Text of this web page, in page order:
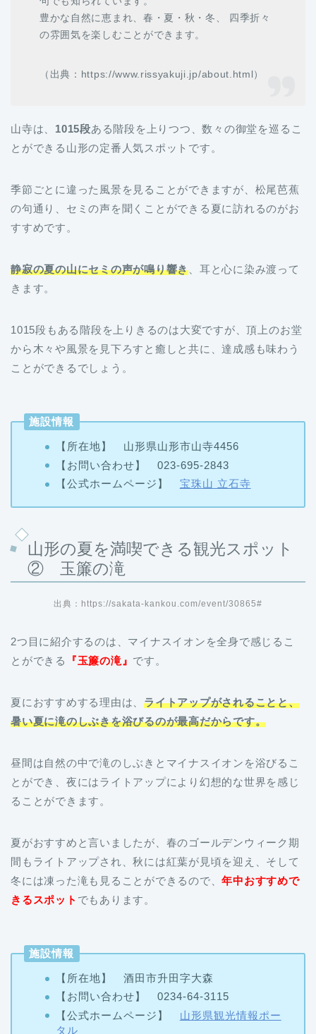
豊かな自然に恵まれ、春・夏・秋・冬、 四季折々
の雰囲気を楽しむことができます。
（出典：https://www.rissyakuji.jp/about.html）
山寺は、 1015段ある階段を上りつつ、数々の御堂を巡るこ
とができる山形の定番人気スポットです。
季節ごとに違った風景を見ることができますが、松尾芭蕉
の句通り、セミの声を聞くことができる夏に訪れるのがお
すすめです。
静寂の夏の山にセミの声が鳴り響き 、耳と心に染み渡って
きます。
1015段もある階段を上りきるのは大変ですが、頂上のお堂
から木々や風景を見下ろすと癒しと共に、達成感も味わう
ことができるでしょう。
施設情報
【所在地】 山形県山形市山寺4456
【お問い合わせ】 023-695-2843
【公式ホームページ】 宝珠山 立石寺
山形の夏を満喫できる観光スポット
② 玉簾の滝
出典：https://sakata-kankou.com/event/30865#
2つ目に紹介するのは、マイナスイオンを全身で感じるこ
とができる
『玉簾の滝』 です。
夏におすすめする理由は、ライトアップがされることと、
暑い夏に滝のしぶきを浴びるのが最高だからです。
昼間は自然の中で滝のしぶきとマイナスイオンを浴びるこ
とができ、夜にはライトアップにより幻想的な世界を感じ
ることができます。
夏がおすすめと言いましたが、春のゴールデンウィーク期
間もライトアップされ、秋には紅葉が見頃を迎え、そして
冬には凍った滝も見ることができるので、年中おすすめで
きるスポット でもあります。
施設情報
【所在地】 酒田市升田字大森
【お問い合わせ】 0234-64-3115
【公式ホームページ】 山形県観光情報ポー
タル